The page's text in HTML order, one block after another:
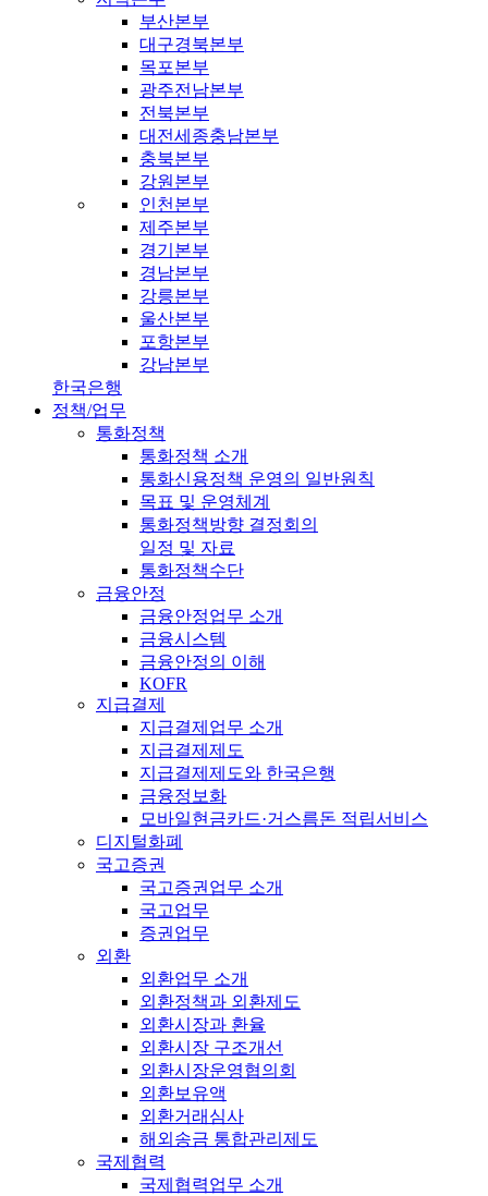
부산본부
대구경북본부
목포본부
광주전남본부
전북본부
대전세종충남본부
충북본부
강원본부
인천본부
제주본부
경기본부
경남본부
강릉본부
울산본부
포항본부
강남본부
한국은행
정책/업무
통화정책
통화정책 소개
통화신용정책 운영의 일반원칙
목표 및 운영체계
통화정책방향 결정회의
일정 및 자료
통화정책수단
금융안정
금융안정업무 소개
금융시스템
금융안정의 이해
KOFR
지급결제
지급결제업무 소개
지급결제제도
지급결제제도와 한국은행
금융정보화
모바일현금카드·거스름돈 적립서비스
디지털화폐
국고증권
국고증권업무 소개
국고업무
증권업무
외환
외환업무 소개
외환정책과 외환제도
외환시장과 환율
외환시장 구조개선
외환시장운영협의회
외환보유액
외환거래심사
해외송금 통합관리제도
국제협력
국제협력업무 소개